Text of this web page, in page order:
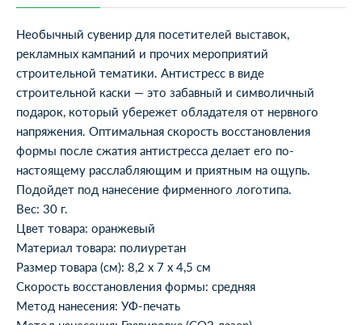
Необычный сувенир для посетителей выставок,
рекламных кампаний и прочих мероприятий
строительной тематики. Антистресс в виде
строительной каски — это забавный и символичный
подарок, который убережет обладателя от нервного
напряжения. Оптимальная скорость восстановления
формы после сжатия антистресса делает его по-
настоящему расслабляющим и приятным на ощупь.
Подойдет под нанесение фирменного логотипа.
Вес: 30 г.
Цвет товара: оранжевый
Материал товара: полиуретан
Размер товара (см): 8,2 х 7 х 4,5 см
Скорость восстановления формы: средняя
Метод нанесения: УФ-печать